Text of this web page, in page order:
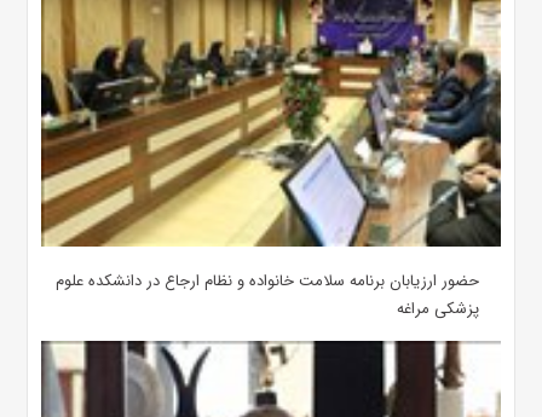
حضور ارزیابان برنامه سلامت خانواده و نظام ارجاع در دانشکده علوم
پزشکی مراغه